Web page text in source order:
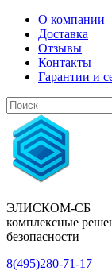
О компании
Доставка
Отзывы
Контакты
Гарантии и
ЭЛИСКОМ-СБ
комплексные
безопасности
8(495)280-71-17